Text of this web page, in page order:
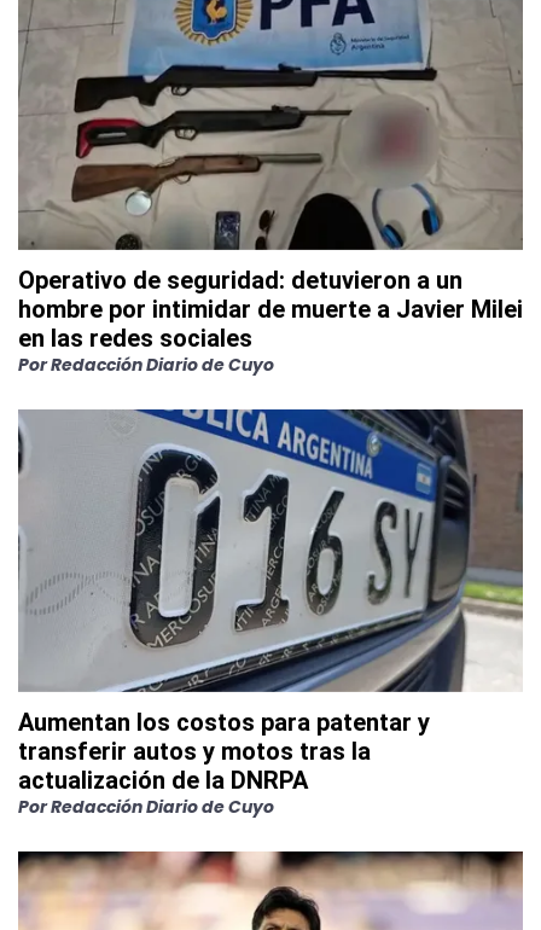
Operativo de seguridad: detuvieron a un
hombre por intimidar de muerte a Javier Milei
en las redes sociales
PorRedacción Diario de Cuyo
Aumentan los costos para patentar y
transferir autos y motos tras la
actualización de la DNRPA
PorRedacción Diario de Cuyo